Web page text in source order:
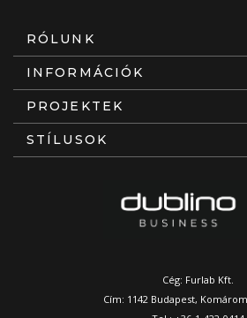
RÓLUNK
INFORMÁCIÓK
PROJEKTEK
STÍLUSOK
Cég: Furlab Kft.
Cím: 1142 Budapest,